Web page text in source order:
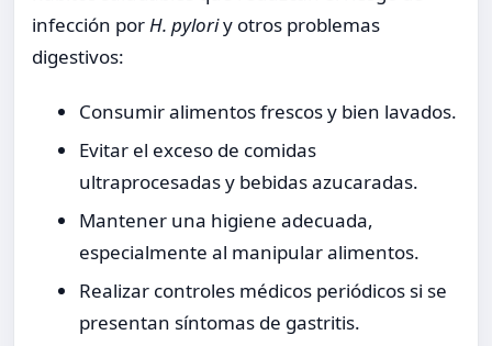
infección porH. pyloriy otros problemas
digestivos:
Consumir alimentos frescos y bien lavados.
Evitar el exceso de comidas
ultraprocesadas y bebidas azucaradas.
Mantener una higiene adecuada,
especialmente al manipular alimentos.
Realizar controles médicos periódicos si se
presentan síntomas de gastritis.